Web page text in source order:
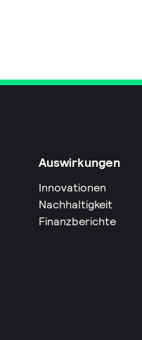
Auswirkungen
Innovationen
Nachhaltigkeit
Finanzberichte